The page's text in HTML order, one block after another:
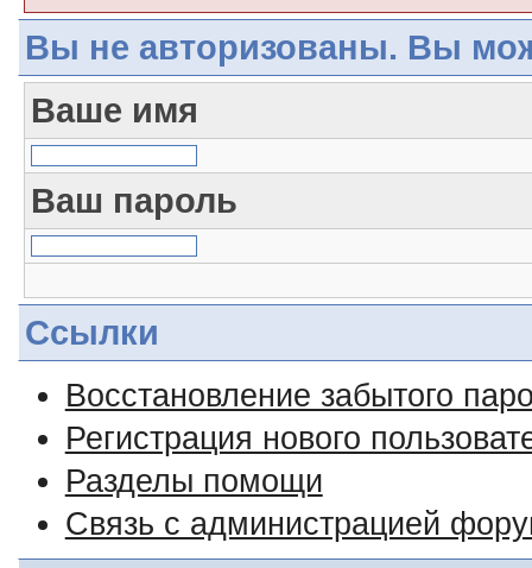
Вы не авторизованы. Вы
Ваше имя
Ваш пароль
Ссылки
Восстановление забытого
Регистрация нового
Разделы помощи
Связь с администрацией